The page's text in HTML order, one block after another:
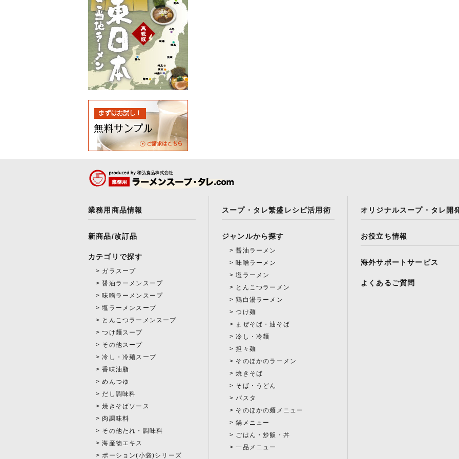
業務用商品情報
新商品/改訂品
カテゴリで探す
ガラスープ
醤油ラーメンスープ
味噌ラーメンスープ
塩ラーメンスープ
とんこつラーメンスープ
つけ麺スープ
その他スープ
冷し・冷麺スープ
香味油脂
めんつゆ
だし調味料
焼きそばソース
肉調味料
その他たれ・調味料
海産物エキス
ポーション(小袋)シリーズ
スープ・タレ繁盛レシピ活用術
ジャンルから探す
醤油ラーメン
味噌ラーメン
塩ラーメン
とんこつラーメン
鶏白湯ラーメン
つけ麺
まぜそば・油そば
冷し・冷麺
担々麺
そのほかのラーメン
焼きそば
そば・うどん
パスタ
そのほかの麺メニュー
鍋メニュー
ごはん・炒飯・丼
一品メニュー
オリジナルスープ・タレ開
お役立ち情報
海外サポートサービス
よくあるご質問